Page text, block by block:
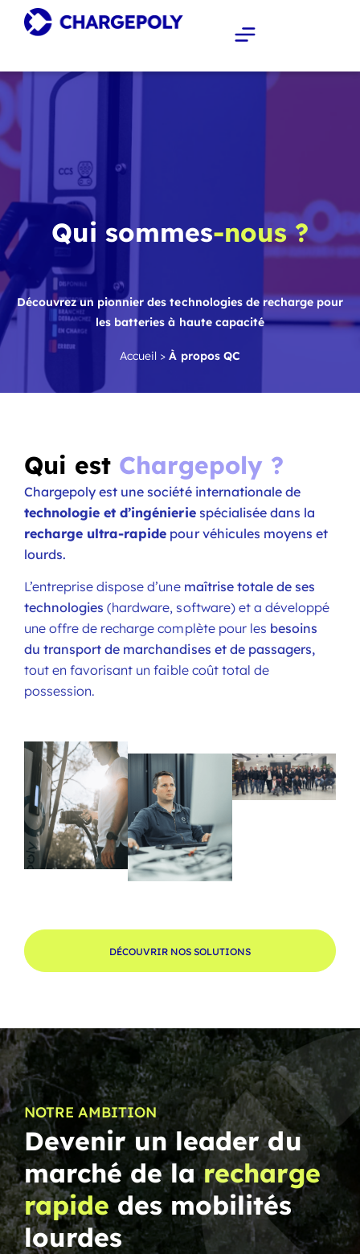
Qui sommes-nous ?
Découvrez un pionnier des technologies de recharge pour
les batteries à haute capacité
Accueil >À propos QC
Qui est Chargepoly ?
Chargepoly est une société internationale de
technologie et d’ingénieriespécialisée dans la
recharge ultra-rapide pour véhicules moyens et
lourds.
L’entreprise dispose d’une maîtrise totale de ses
technologies (hardware, software) et a développé
une offre de recharge complète pour les besoins
du transport de marchandises et de passagers,
tout en favorisant un faible coût total de
possession.
DÉCOUVRIR NOS SOLUTIONS
NOTRE AMBITION
Devenir un leader du
marché de larecharge
rapidedes mobilités
lourdes